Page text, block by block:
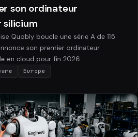
son ordinateur
silicium
Quobly boucle une série A de 115
son premier ordinateur
en cloud pour fin 2026.
Europe